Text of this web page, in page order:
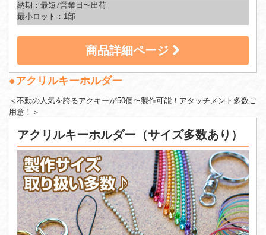
納期：最短7営業日〜出荷
最小ロット：1部
商品詳細ページ
●アクリルキーホルダー
＜不動の人気を誇るアクキーが50個〜製作可能！アタッチメント多数ご
用意！＞
アクリルキーホルダー（サイズ多数あり）